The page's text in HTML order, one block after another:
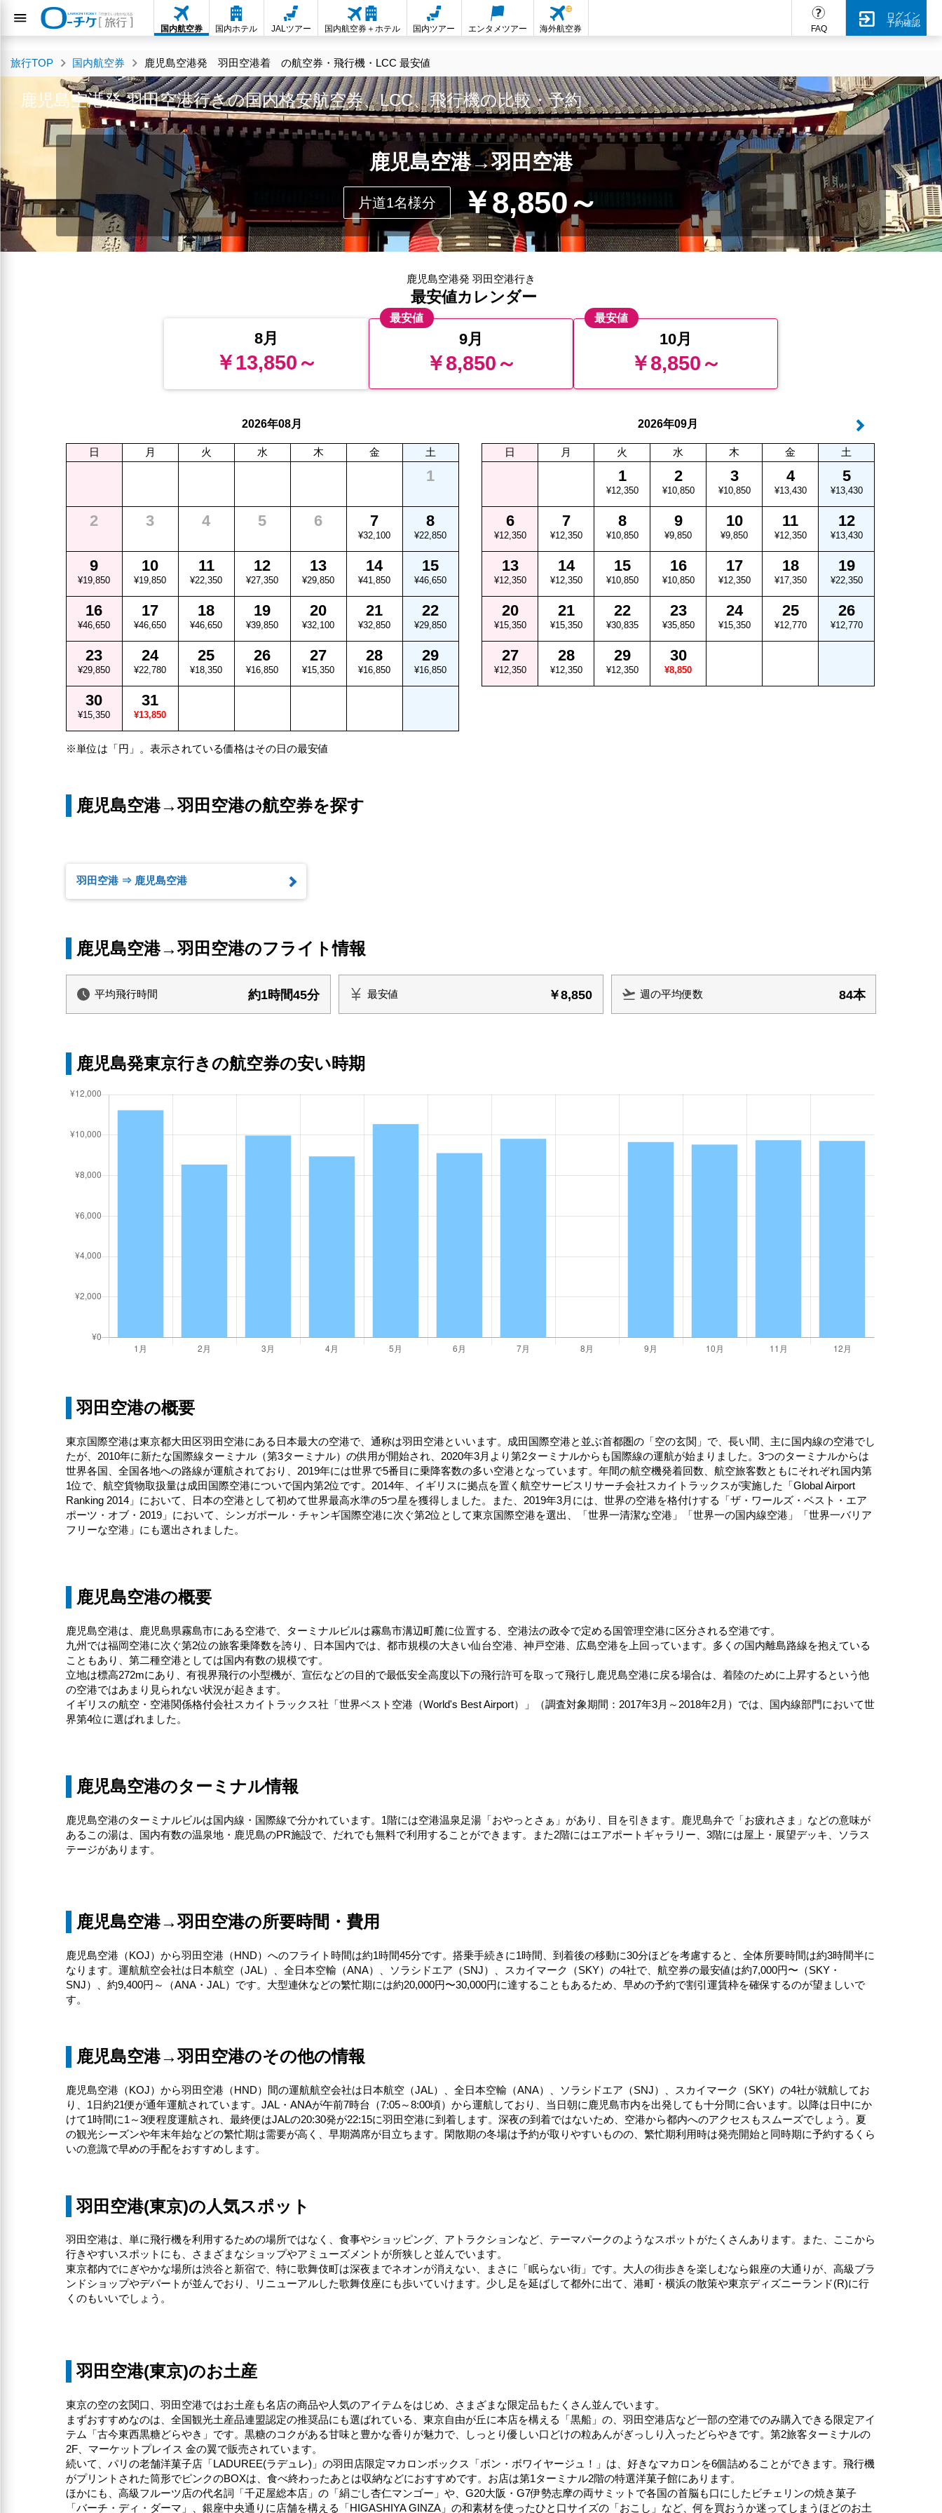
FAQ
ログイン
予約確認
国内航空券 国内ホテル JALツアー 国内航空券＋ホテル 国内ツアー エンタメツアー 海外航空券
旅行TOP 国内航空券 鹿児島空港発 羽田空港着 の航空券・飛行機・LCC 最安値
鹿児島空港発 羽田空港行きの国内格安航空券、LCC、飛行機の比較・予約
鹿児島空港→羽田空港
片道1名様分 ￥8,850～
鹿児島空港発 羽田空港行き
最安値カレンダー
8月
￥13,850～
最安値
9月
￥8,850～
最安値
10月
￥8,850～
2026年08月
日 月 火 水 木 金 土
1
2 3 4 5 6 7
¥32,100
8
¥22,850
9
¥19,850
10
¥19,850
11
¥22,350
12
¥27,350
13
¥29,850
14
¥41,850
15
¥46,650
16
¥46,650
17
¥46,650
18
¥46,650
19
¥39,850
20
¥32,100
21
¥32,850
22
¥29,850
23
¥29,850
24
¥22,780
25
¥18,350
26
¥16,850
27
¥15,350
28
¥16,850
29
¥16,850
30
¥15,350
31
¥13,850
2026年09月
日 月 火 水 木 金 土
1
¥12,350
2
¥10,850
3
¥10,850
4
¥13,430
5
¥13,430
6
¥12,350
7
¥12,350
8
¥10,850
9
¥9,850
10
¥9,850
11
¥12,350
12
¥13,430
13
¥12,350
14
¥12,350
15
¥10,850
16
¥10,850
17
¥12,350
18
¥17,350
19
¥22,350
20
¥15,350
21
¥15,350
22
¥30,835
23
¥35,850
24
¥15,350
25
¥12,770
26
¥12,770
27
¥12,350
28
¥12,350
29
¥12,350
30
¥8,850
※単位は「円」。表示されている価格はその日の最安値
鹿児島空港→羽田空港の航空券を探す
羽田空港 ⇒ 鹿児島空港
鹿児島空港→羽田空港のフライト情報
平均飛行時間 約1時間45分 最安値 ￥8,850 週の平均便数 84本
鹿児島発東京行きの航空券の安い時期
羽田空港の概要
東京国際空港は東京都大田区羽田空港にある日本最大の空港で、通称は羽田空港といいます。成田国際空港と並ぶ首都圏の「空の玄関」で、長い間、主に国内線の空港でし
たが、2010年に新たな国際線ターミナル（第3ターミナル）の供用が開始され、2020年3月より第2ターミナルからも国際線の運航が始まりました。3つのターミナルからは
世界各国、全国各地への路線が運航されており、2019年には世界で5番目に乗降客数の多い空港となっています。年間の航空機発着回数、航空旅客数ともにそれぞれ国内第
1位で、航空貨物取扱量は成田国際空港についで国内第2位です。2014年、イギリスに拠点を置く航空サービスリサーチ会社スカイトラックスが実施した「Global Airport
Ranking 2014」において、日本の空港として初めて世界最高水準の5つ星を獲得しました。また、2019年3月には、世界の空港を格付けする「ザ・ワールズ・ベスト・エア
ポーツ・オブ・2019」において、シンガポール・チャンギ国際空港に次ぐ第2位として東京国際空港を選出、「世界一清潔な空港」「世界一の国内線空港」「世界一バリア
フリーな空港」にも選出されました。
鹿児島空港の概要
鹿児島空港は、鹿児島県霧島市にある空港で、ターミナルビルは霧島市溝辺町麓に位置する、空港法の政令で定める国管理空港に区分される空港です。
九州では福岡空港に次ぐ第2位の旅客乗降数を誇り、日本国内では、都市規模の大きい仙台空港、神戸空港、広島空港を上回っています。多くの国内離島路線を抱えている
こともあり、第二種空港としては国内有数の規模です。
立地は標高272mにあり、有視界飛行の小型機が、宣伝などの目的で最低安全高度以下の飛行許可を取って飛行し鹿児島空港に戻る場合は、着陸のために上昇するという他
の空港ではあまり見られない状況が起きます。
イギリスの航空・空港関係格付会社スカイトラックス社「世界ベスト空港（World's Best Airport）」（調査対象期間：2017年3月～2018年2月）では、国内線部門において世
界第4位に選ばれました。
鹿児島空港のターミナル情報
鹿児島空港のターミナルビルは国内線・国際線で分かれています。1階には空港温泉足湯「おやっとさぁ」があり、目を引きます。鹿児島弁で「お疲れさま」などの意味が
あるこの湯は、国内有数の温泉地・鹿児島のPR施設で、だれでも無料で利用することができます。また2階にはエアポートギャラリー、3階には屋上・展望デッキ、ソラス
テージがあります。
鹿児島空港→羽田空港の所要時間・費用
鹿児島空港（KOJ）から羽田空港（HND）へのフライト時間は約1時間45分です。搭乗手続きに1時間、到着後の移動に30分ほどを考慮すると、全体所要時間は約3時間半に
なります。運航航空会社は日本航空（JAL）、全日本空輸（ANA）、ソラシドエア（SNJ）、スカイマーク（SKY）の4社で、航空券の最安値は約7,000円〜（SKY・
SNJ）、約9,400円～（ANA・JAL）です。大型連休などの繁忙期には約20,000円〜30,000円に達することもあるため、早めの予約で割引運賃枠を確保するのが望ましいで
す。
鹿児島空港→羽田空港のその他の情報
鹿児島空港（KOJ）から羽田空港（HND）間の運航航空会社は日本航空（JAL）、全日本空輸（ANA）、ソラシドエア（SNJ）、スカイマーク（SKY）の4社が就航してお
り、1日約21便が通年運航されています。JAL・ANAが午前7時台（7:05～8:00頃）から運航しており、当日朝に鹿児島市内を出発しても十分間に合います。以降は日中にか
けて1時間に1～3便程度運航され、最終便はJALの20:30発が22:15に羽田空港に到着します。深夜の到着ではないため、空港から都内へのアクセスもスムーズでしょう。夏
の観光シーズンや年末年始などの繁忙期は需要が高く、早期満席が目立ちます。閑散期の冬場は予約が取りやすいものの、繁忙期利用時は発売開始と同時期に予約するくら
いの意識で早めの手配をおすすめします。
羽田空港(東京)の人気スポット
羽田空港は、単に飛行機を利用するための場所ではなく、食事やショッピング、アトラクションなど、テーマパークのようなスポットがたくさんあります。また、ここから
行きやすいスポットにも、さまざまなショップやアミューズメントが所狭しと並んでいます。
東京都内でにぎやかな場所は渋谷と新宿で、特に歌舞伎町は深夜までネオンが消えない、まさに「眠らない​街」です。大人の街歩きを楽しむなら銀座の大通りが、高級ブラ
ンドショップやデパートが並んでおり、リニューアルした歌舞伎座にも歩いていけます。少し足を延ばして都外に出て、港町・横浜の散策や東京ディズニーランド(R)に行
くのもいいでしょう。
羽田空港(東京)のお土産
東京の空の玄関口、羽田空港ではお土産も名店の商品や人気のアイテムをはじめ、さまざまな限定品もたくさん並んでいます。
まずおすすめなのは、全国観光土産品連盟認定の推奨品にも選ばれている、東京自由が丘に本店を構える「黒船」の、羽田空港店など一部の空港でのみ購入できる限定アイ
テム「古今東西黒糖どらやき」です。黒糖のコクがある甘味と豊かな香りが魅力で、しっとり優しい口どけの粒あんがぎっしり入ったどらやきです。第2旅客ターミナルの
2F、マーケットプレイス 金の翼で販売されています。
続いて、パリの老舗洋菓子店「LADUREE(ラデュレ)」の羽田店限定マカロンボックス「ボン・ボワイヤージュ！」は、好きなマカロンを6個詰めることができます。飛行機
がプリントされた筒形でピンクのBOXは、食べ終わったあとは収納などにおすすめです。お店は第1ターミナル2階の特選洋菓子館にあります。
ほかにも、高級フルーツ店の代名詞「千疋屋総本店」の「絹ごし杏仁マンゴー」や、G20大阪・G7伊勢志摩の両サミットで各国の首脳も口にしたビチェリンの焼き菓子
「バーチ・ディ・ダーマ」、銀座中央通りに店舗を構える「HIGASHIYA GINZA」の和素材を使ったひと口サイズの「おこし」など、何を買おうか迷ってしまうほどのお土